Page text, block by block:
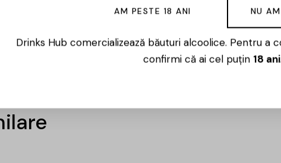
AM PESTE 18 ANI NU
Drinks Hub comercializează băuturi alcoolice. Pentru a
confirmi că ai cel puțin 18 ani.